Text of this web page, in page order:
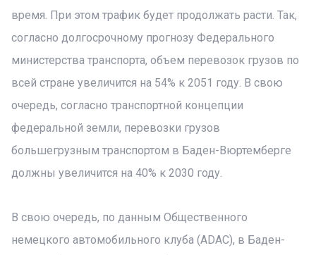
время. При этом трафик будет продолжать расти. Так,
согласно долгосрочному прогнозу Федерального
министерства транспорта, объем перевозок грузов по
всей стране увеличится на 54% к 2051 году. В свою
очередь, согласно транспортной концепции
федеральной земли, перевозки грузов
большегрузным транспортом в Баден-Вюртемберге
должны увеличится на 40% к 2030 году.
В свою очередь, по данным Общественного
немецкого автомобильного клуба (ADAC), в Баден-